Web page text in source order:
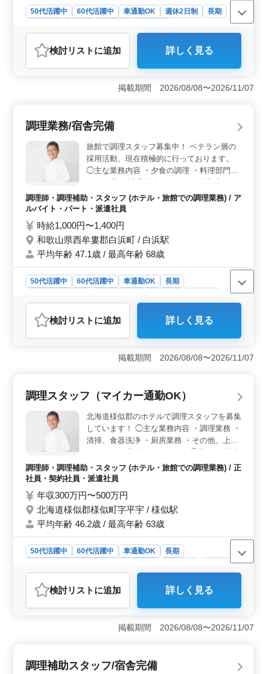
50代活躍中 60代活躍中 車通勤OK 週休2日制
長期
調理師・調理補助・スタッフ
おすすめポイント
＜中高年の活躍＞ 大阪府泉佐野市のこのサ高住では、
50代、60代の中高年層が活躍している職場です。経験豊
富な中高年層も積極的に採用しております。 ＜経験
を優遇する採用ポリシーにより、スキルと知識を持つ方
が即戦力として活躍できます。 ＜福利厚生の充実
＞ 社会保険完備はもちろん、勤務時間の相談も可能
で、働きやすいです。週休2日のシフト制で、プライベー
トとのバランスも取りやすい職場環境が魅力です。
検討リスト に追加 詳しく見る
掲載期間 2026/08/08〜2026/11/07
調理業務/宿舎完備
旅館で調理スタッフ募集中！ ベテラン層の
採用活動、現在積極的に行っております。
◯主な業務内容 ・夕食の調理 ・料理部門の
支出管理 ・調理補助スタッフの指導 和食、
中華、洋食等のジャンルは問いません。 勤
務時間応相談です。 ライフスタイルに合っ
調理師・調理補助・スタッフ (ホテル・旅館での調理業務) / ア
ルバイト・パート・派遣社員
時給1,000円〜1,400円
和歌山県西牟婁郡白浜町 / 白浜駅
平均年齢 47.1歳 / 最高年齢 68歳
50代活躍中 60代活躍中 車通勤OK
長期
調理師・調理補助・スタッフ
おすすめポイント
＜ライフスタイルに合った働き方が可能＞ この求人は
勤務時間が応相談で、ライフスタイルに合わせた働き方
が可能です。週3〜5日の勤務日数や、5時から22時の間で
雇用を希望する方には、安定した働き方が提供されるた
め、将来的な計画を立てやすい環境です。 ＜ベテラ
ン層活躍中の職場環境＞ この求人は中高年のベテラン
層を積極的に採用しており、経験豊富なスタッフと共に
働くことができます。また、調理経験が1年以上あれば応
募可能なので、調理スキルを活かしながら安定した職場
環境で働けます。和食、中華、洋食など、ジャンルを問
わないため、自身の得意分野を活かして活躍できる場が
広がります。 ＜宿舎完備で経済的負担軽減＞ 単身
用の宿舎が完備されており、毎月の家賃や水道光熱費が3
万円で済むため、経済的負担を軽減できます。さらに、
車通勤が可能で、交通費も実費支給されるので、通勤も
越しの負担を軽減し、新しい環境での生活をスムーズに
始めることができる点が魅力です。
検討リスト に追加 詳しく見る
掲載期間 2026/08/08〜2026/11/07
調理スタッフ（マイカー通勤OK）
北海道様似郡のホテルで調理スタッフを募集
しています！ ◯主な業務内容 ・調理業務 ・
清掃、食器洗浄 ・厨房業務 ・その他、上記
場無料あり （駐車場の場所等については面
接時に問い合わせください） ＊残業基本的
は条件面優遇します！ 今までの経験を活か
して、厨房で活躍してみませんか？
調理師・調理補助・スタッフ (ホテル・旅館での調理業務) / 正
社員・契約社員・派遣社員
年収300万円〜500万円
北海道様似郡様似町字平宇 / 様似駅
平均年齢 46.2歳 / 最高年齢 63歳
50代活躍中 60代活躍中 車通勤OK
長期
派遣社員
おすすめポイント
＜ワークライフバランスの向上＞ 残業が基本的にない
ため、プライベートの時間を大切にしたい方に最適で
す。週休二日制で月6回以上の休みが確保されており、有
＞ マイカー通勤が可能で、無料駐車場も完備されてい
検討リスト に追加 詳しく見る
掲載期間 2026/08/08〜2026/11/07
調理補助スタッフ/宿舎完備